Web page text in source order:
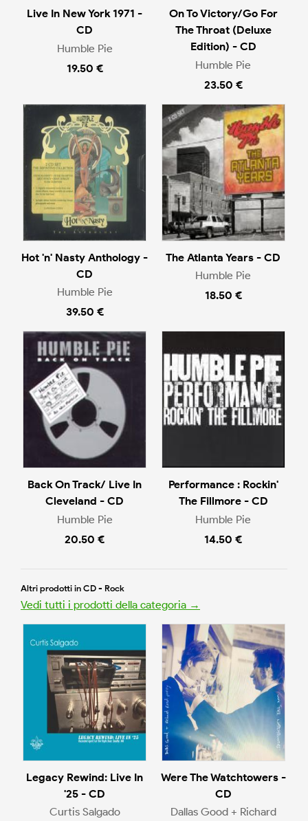
Live In New York 1971 -
CD
Humble Pie
19.50 €
On To Victory/Go For
The Throat (Deluxe
Edition) - CD
Humble Pie
23.50 €
Hot 'n' Nasty Anthology -
CD
Humble Pie
39.50 €
The Atlanta Years - CD
Humble Pie
18.50 €
Back On Track/ Live In
Cleveland - CD
Humble Pie
20.50 €
Performance : Rockin'
The Fillmore - CD
Humble Pie
14.50 €
Altri prodotti in CD - Rock
Vedi tutti i prodotti della categoria →
Legacy Rewind: Live In
'25 - CD
Curtis Salgado
Were The Watchtowers -
CD
Dallas Good + Richard